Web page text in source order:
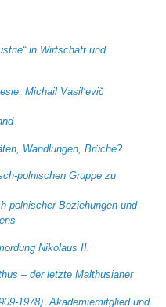
in Wirtschaft und
Michail Vasil‘evič
Wandlungen, Brüche?
polnischen Gruppe zu
polnischer Beziehungen und
Nikolaus II.
– der letzte Malthusianer
1978). Akademiemitglied und